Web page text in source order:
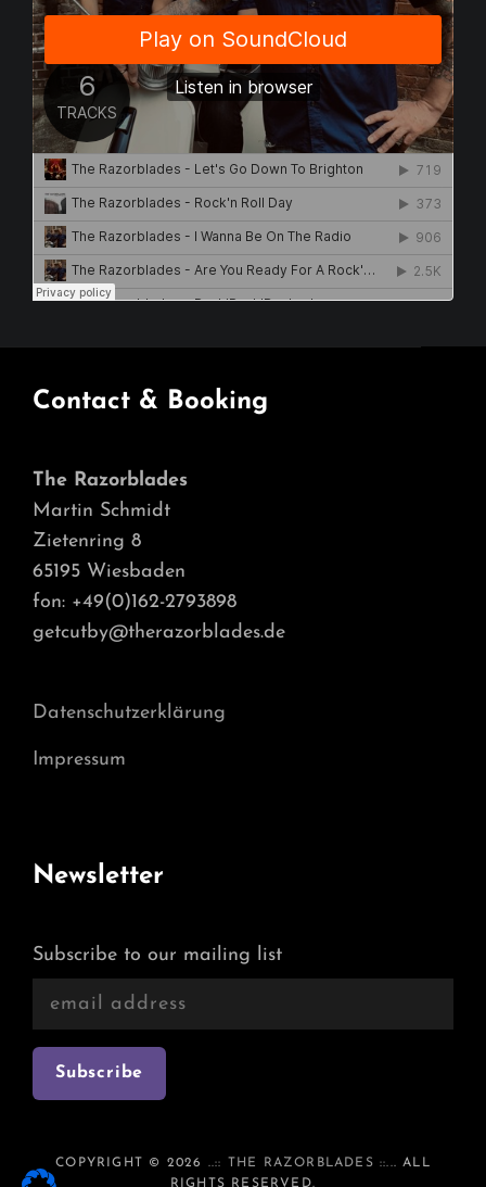
Contact & Booking
The Razorblades
Martin Schmidt
Zietenring 8
65195 Wiesbaden
fon: +49(0)162-2793898
getcutby@therazorblades.de
Datenschutzerklärung
Impressum
Newsletter
Subscribe to our mailing list
COPYRIGHT © 2026 ..:: THE RAZORBLADES ::... ALL
RIGHTS RESERVED.